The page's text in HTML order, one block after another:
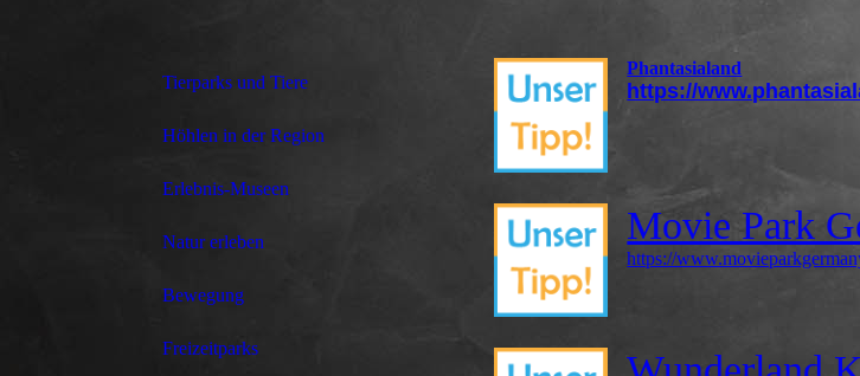
Tierparks und Tiere
Höhlen in der Region
Erlebnis-Museen
Natur erleben
Bewegung
Freizeitparks
Phantasialand
https://
Movie Park
https://